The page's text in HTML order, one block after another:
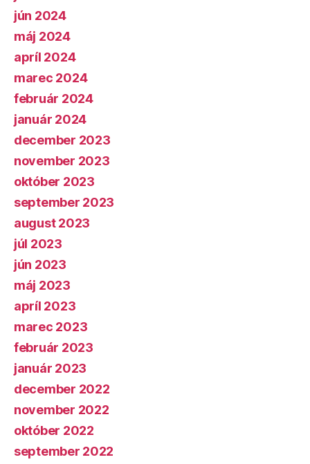
jún 2024
máj 2024
apríl 2024
marec 2024
február 2024
január 2024
december 2023
november 2023
október 2023
september 2023
august 2023
júl 2023
jún 2023
máj 2023
apríl 2023
marec 2023
február 2023
január 2023
december 2022
november 2022
október 2022
september 2022